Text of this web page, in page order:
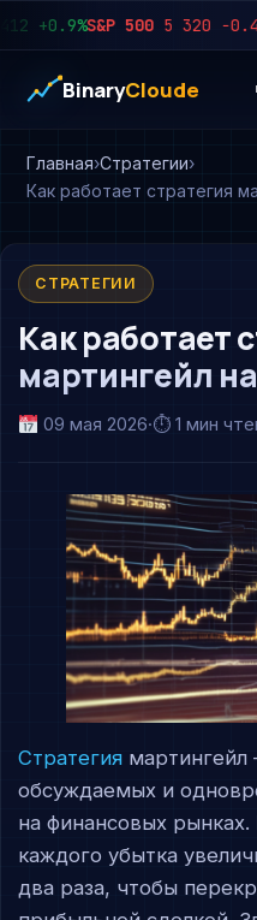
+0.9%S&P 500 5 320 −0.4%
BinaryCloude
Главная Стратегии
Как работает стратегия
СТРАТЕГИИ
Как работает
мартингейл
09 мая 2026·⏱ 1 мин
Стратегия
обсуждаемых и
на финансовых рынках.
каждого убытка
два раза, чтобы